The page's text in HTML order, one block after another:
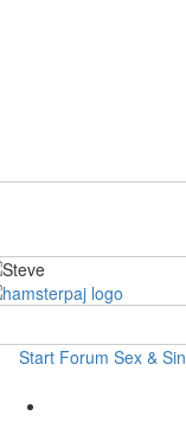
Start Forum Sex &